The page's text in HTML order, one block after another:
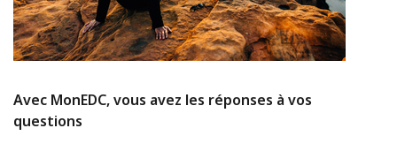
Avec MonEDC, vous avez les réponses à vos
questions